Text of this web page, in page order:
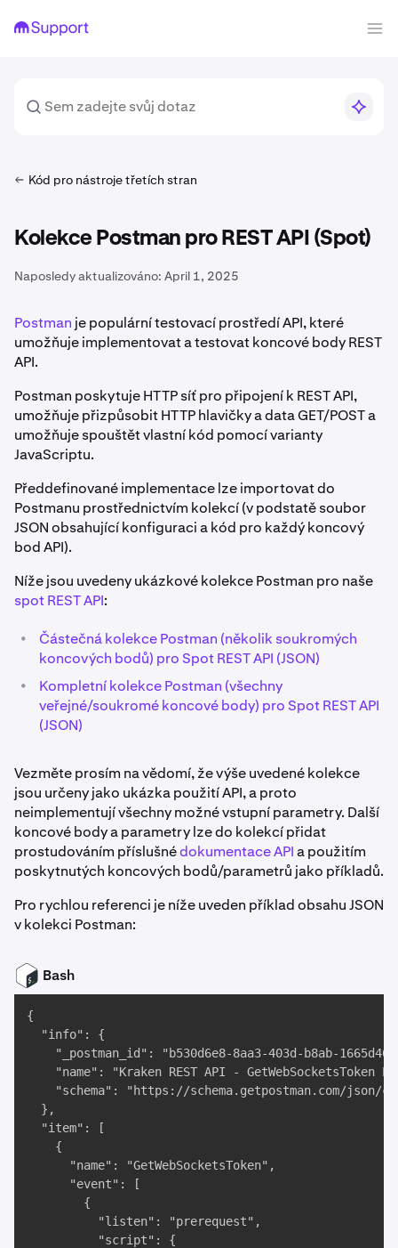
Kód pro nástroje třetích stran
Kolekce Postman pro REST API (Spot)
Naposledy aktualizováno: April 1, 2025
Postman je populární testovací prostředí API, které
umožňuje implementovat a testovat koncové body REST
API.
Postman poskytuje HTTP síť pro připojení k REST API,
umožňuje přizpůsobit HTTP hlavičky a data GET/POST a
umožňuje spouštět vlastní kód pomocí varianty
JavaScriptu.
Předdefinované implementace lze importovat do
Postmanu prostřednictvím kolekcí (v podstatě soubor
JSON obsahující konfiguraci a kód pro každý koncový
bod API).
Níže jsou uvedeny ukázkové kolekce Postman pro naše
spot REST API:
•
Částečná kolekce Postman (několik soukromých
koncových bodů) pro Spot REST API (JSON)
•
Kompletní kolekce Postman (všechny
veřejné/soukromé koncové body) pro Spot REST API
(JSON)
Vezměte prosím na vědomí, že výše uvedené kolekce
jsou určeny jako ukázka použití API, a proto
neimplementují všechny možné vstupní parametry. Další
koncové body a parametry lze do kolekcí přidat
prostudováním příslušnédokumentace APIa použitím
poskytnutých koncových bodů/parametrů jako příkladů.
Pro rychlou referenci je níže uveden příklad obsahu JSON
v kolekci Postman:
Bash
{
  "info": {
"_postman_id": "b530d6e8-8aa3-403d-b8ab-
"name": "Kraken REST API - GetWebSocketsToken
"schema": "https://schema.getpostman.com/json/
  },
  "item": [
    {
      "name": "GetWebSocketsToken",
      "event": [
        {
          "listen": "prerequest",
          "script": {